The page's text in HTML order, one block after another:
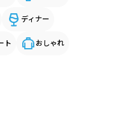
ディナー
ト おしゃれ